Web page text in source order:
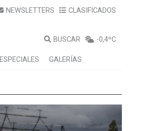
NEWSLETTERS CLASIFICADOS
BUSCAR -0,4ºC
ESPECIALES GALERÍAS